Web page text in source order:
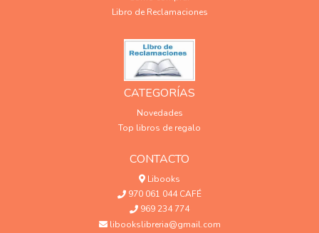
Libro de Reclamaciones
CATEGORÍAS
Novedades
Top libros de regalo
CONTACTO
Libooks
970 061 044 CAFÉ
969 234 774
libookslibreria@gmail.com